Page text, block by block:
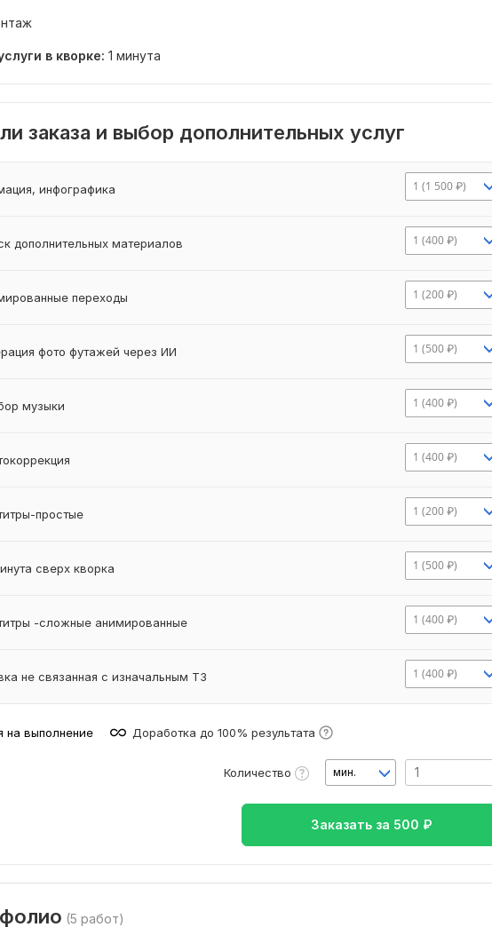
в кворке: 1 минута
заказа и выбор дополнительных услуг
инфографика 1 (1 500 ₽)
дополнительных материалов 1 (400 ₽)
переходы 1 (200 ₽)
фото футажей через ИИ 1 (500 ₽)
музыки 1 (400 ₽)
1 (400 ₽)
простые 1 (200 ₽)
сверх кворка 1 (500 ₽)
-сложные анимированные 1 (400 ₽)
не связанная с изначальным ТЗ 1 (400 ₽)
на выполнение Доработка до 100% результата
Количество мин.
Заказать за 500 ₽
(5 работ)